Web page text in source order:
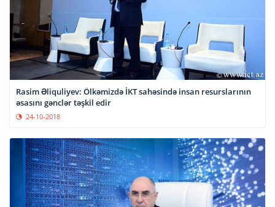
Rasim Əliquliyev: Ölkəmizdə İKT sahəsində insan resurslarının
əsasını gənclər təşkil edir
24-10-2018